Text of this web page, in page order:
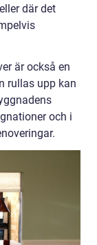
där det
är också en
rullas upp kan
och i